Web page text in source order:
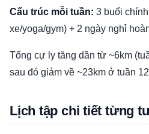
Cấu trúc mỗi tuần: 3 buổi
xe/yoga/gym) + 2 ngày nghỉ
Tổng cự ly tăng dần từ ~6km
sau đó giảm về ~23km ở tuần
Lịch tập chi tiết từng